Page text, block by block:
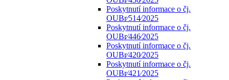
Poskytnutí informace o čj.
OUBr⁄514⁄2025
Poskytnutí informace o čj.
OUBr⁄446⁄2025
Poskytnutí informace o čj.
OUBr⁄420⁄2025
Poskytnutí informace o čj.
OUBr⁄421⁄2025